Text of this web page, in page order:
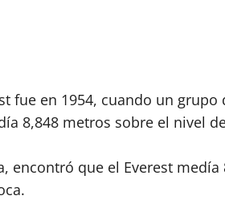
fue en 1954, cuando un
8,848 metros sobre el nivel
encontró que el Everest